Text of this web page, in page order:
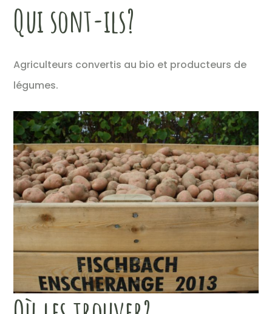
Qui sont-ils?
Agriculteurs convertis au bio et producteurs de
légumes.